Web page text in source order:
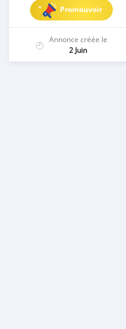
Promouvoir
Annonce créée le
2 Juin